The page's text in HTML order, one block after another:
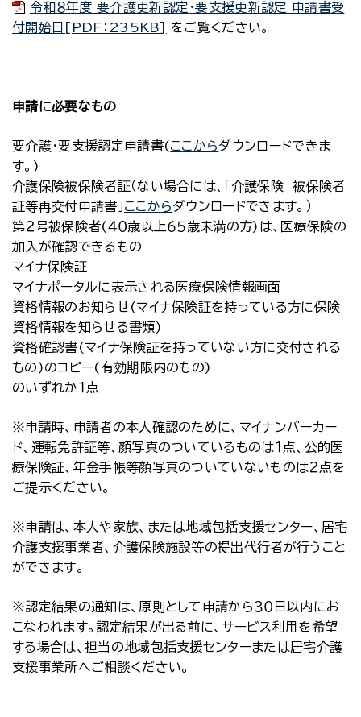
令和８年度 要介護更新認定・要支援更新認定 申請書受
付開始日[PDF：235KB]
をご覧ください。
申請に必要なもの
要介護・要支援認定申請書(ここからダウンロードできま
す。)
介護保険被保険者証（ない場合には、「介護保険 被保険者
証等再交付申請書」ここからダウンロードできます。）
第２号被保険者(４０歳以上６５歳未満の方)は、医療保険の
加入が確認できるもの
マイナ保険証
マイナポータルに表示される医療保険情報画面
資格情報のお知らせ(マイナ保険証を持っている方に保険
資格情報を知らせる書類)
資格確認書(マイナ保険証を持っていない方に交付される
もの)のコピー(有効期限内のもの)
のいずれか１点
※申請時、申請者の本人確認のために、マイナンバーカー
ド、運転免許証等、顔写真のついているものは１点、公的医
療保険証、年金手帳等顔写真のついていないものは２点を
ご提示ください。
※申請は、本人や家族、または地域包括支援センター、居宅
介護支援事業者、介護保険施設等の提出代行者が行うこと
ができます。
※認定結果の通知は、原則として申請から３０日以内にお
こなわれます。認定結果が出る前に、サービス利用を希望
する場合は、担当の地域包括支援センターまたは居宅介護
支援事業所へご相談ください。